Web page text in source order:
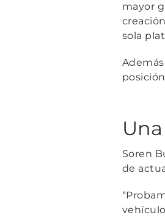
mayor
sola
Soren
de